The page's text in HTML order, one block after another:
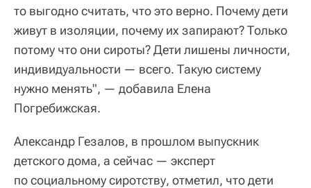
то выгодно считать, что это верно. Почему дети
живут в изоляции, почему их запирают? Только
потому что они сироты? Дети лишены личности,
индивидуальности — всего. Такую систему
нужно менять", — добавила Елена
Погребижская.
Александр Гезалов, в прошлом выпускник
детского дома, а сейчас — эксперт
по социальному сиротству, отметил, что дети